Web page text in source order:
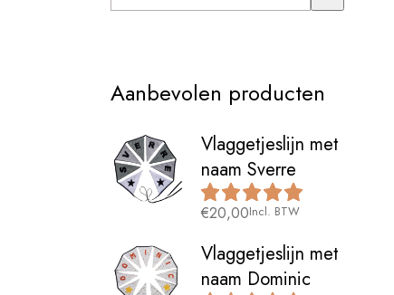
Aanbevolen producten
Vlaggetjeslijn met
naam Sverre
€20,00Incl. BTW
Vlaggetjeslijn met
naam Dominic